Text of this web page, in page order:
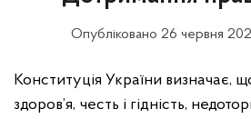
Опубліковано 26 червня
Конституція України визначає,
здоров’я, честь і гідність,